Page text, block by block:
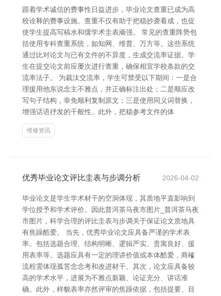
跟着学术诚信的费事性日益进步，毕业论文查重已成为高
校诠释的费事设施。查重不仅有助于把稳抄袭看成，也促
使学生提高写稿水和缓学术圭表顽强。 常见的查重阵势包
括使用专科查重系统，如知网、维普、万方等。这些系统
通过比对论文与已有文件的不异度，生成交流率证据。学
生在提交论文前应屡次进行查重，确保相宜学校条款的交
流率法子。 为裁汰交流率，学生可禁受以下期间：一是合
理援用他东说念主不雅点，并正确标注出处；二是顺应改
写句子结构，幸免顺利复制原文；三是使用同义词替换，
增强话语抒发的千般性。此外，把稳参考文件的体
维修资讯
优秀毕业论文评比圭表与步调分析 2026-04-02
毕业论文是学生学术材干的空洞体现，其质地平直影响到
学位授予和学术评价。因此普洱茶马夜市图片_普洱茶马夜
市图片，科学合理的评比圭表与步调关于保证论文质地具
有焦躁酷爱。 当先，优秀毕业论文应具备严谨的学术表
率。包括选题合理、结构明晰、逻辑严实、贵寓良好、援
用表率等。选题应具有一定的理讲价值或本体酷爱，商榷
流程需体现孤苦念念考和改进材干。其次，论文应具备较
高的学术水平，进展为不雅点新颖、论证充分、讲话准
确。此外，样貌表率亦然评审的焦躁依据，包括提要、目